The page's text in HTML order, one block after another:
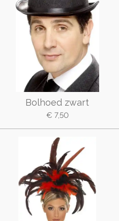
Bolhoed zwart
€ 7,50